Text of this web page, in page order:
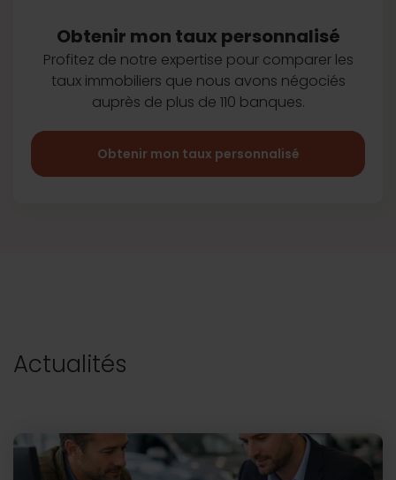
Obtenir mon taux personnalisé
Profitez de notre expertise pour comparer les
taux immobiliers que nous avons négociés
auprès de plus de 110 banques.
Obtenir mon taux personnalisé
Actualités